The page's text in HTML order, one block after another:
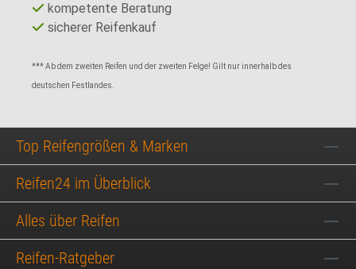
kompetente Beratung
sicherer Reifenkauf
*** Ab dem zweiten Reifen und der zweiten Felge! Gilt nur innerhalb des
deutschen Festlandes.
Top Reifengrößen & Marken
Reifen24 im Überblick
Alles über Reifen
Reifen-Ratgeber